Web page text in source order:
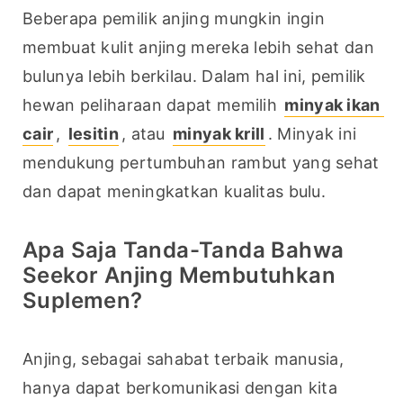
Beberapa pemilik anjing mungkin ingin
membuat kulit anjing mereka lebih sehat dan
bulunya lebih berkilau. Dalam hal ini, pemilik
hewan peliharaan dapat memilih minyak ikan
cair , lesitin , atau minyak krill . Minyak ini
mendukung pertumbuhan rambut yang sehat
dan dapat meningkatkan kualitas bulu.
Apa Saja Tanda-Tanda Bahwa
Seekor Anjing Membutuhkan
Suplemen?
Anjing, sebagai sahabat terbaik manusia,
hanya dapat berkomunikasi dengan kita